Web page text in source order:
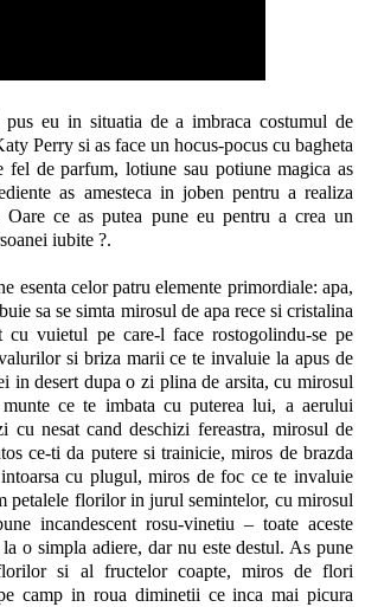
eu in situatia de a imbraca costumul de
Perry si as face un hocus-pocus cu bagheta
fel de parfum, lotiune sau potiune magica as
as amesteca in joben pentru a realiza
Oare ce as putea pune eu pentru a crea un
iubite ?.
esenta celor patru elemente primordiale: apa,
sa se simta mirosul de apa rece si cristalina
cu vuietul pe care-l face rostogolindu-se pe
si briza marii ce te invaluie la apus de
in desert dupa o zi plina de arsita, cu mirosul
ce te imbata cu puterea lui, a aerului
cu nesat cand deschizi fereastra, mirosul de
ce-ti da putere si trainicie, miros de brazda
cu plugul, miros de foc ce te invaluie
petalele florilor in jurul semintelor, cu mirosul
incandescent rosu-vinetiu – toate aceste
o simpla adiere, dar nu este destul. As pune
si al fructelor coapte, miros de flori
camp in roua diminetii ce inca mai picura